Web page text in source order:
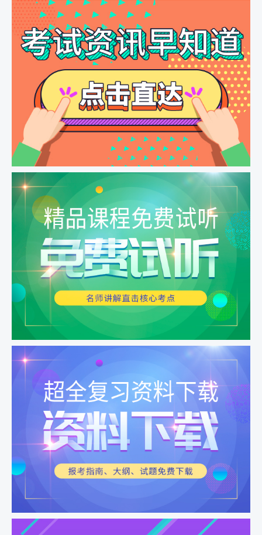
乡村全科考前划重点--公共卫生（下）
乡村全科--考前检测试题讲解2
乡村全科--考前检测试题讲解3
乡村全科 中医考前划重点
考前划重点 西医部分（上）
考前划重点 西医部分（下）
习题精讲 呼吸系统01
习题精讲 呼吸系统02
习题精讲 呼吸系统03
习题精讲 呼吸系统04
习题精讲 心血管系统01
习题精讲 心血管系统02
习题精讲 心血管系统03
习题精讲 心血管系统04
习题精讲 消化系统01
习题精讲 消化系统02
习题精讲 消化系统03
习题精讲 消化系统04